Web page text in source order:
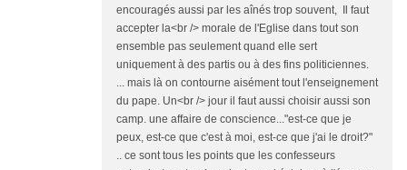
encouragés aussi par les aînés trop souvent, Il faut
accepter la<br /> morale de l'Eglise dans tout son
ensemble pas seulement quand elle sert
uniquement à des partis ou à des fins politiciennes.
... mais là on contourne aisément tout l'enseignement
du pape. Un<br /> jour il faut aussi choisir aussi son
camp. une affaire de conscience..."est-ce que je
peux, est-ce que c'est à moi, est-ce que j'ai le droit?"
.. ce sont tous les points que les confesseurs